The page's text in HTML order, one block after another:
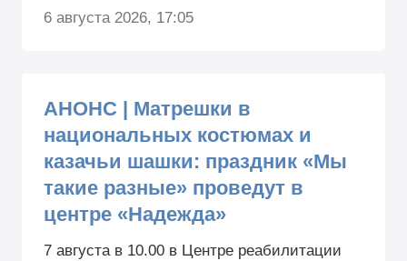
6 августа 2026, 17:05
АНОНС | Матрешки в
национальных костюмах и
казачьи шашки: праздник «Мы
такие разные» проведут в
центре «Надежда»
7 августа в 10.00 в Центре реабилитации